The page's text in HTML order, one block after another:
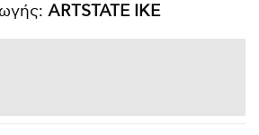
ARΤSTATE IKE